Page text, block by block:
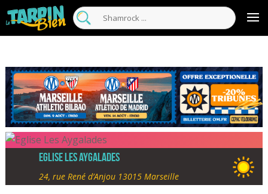
Eglise Les Aygalades
24, rue René d’Anjou 13015 Marseille